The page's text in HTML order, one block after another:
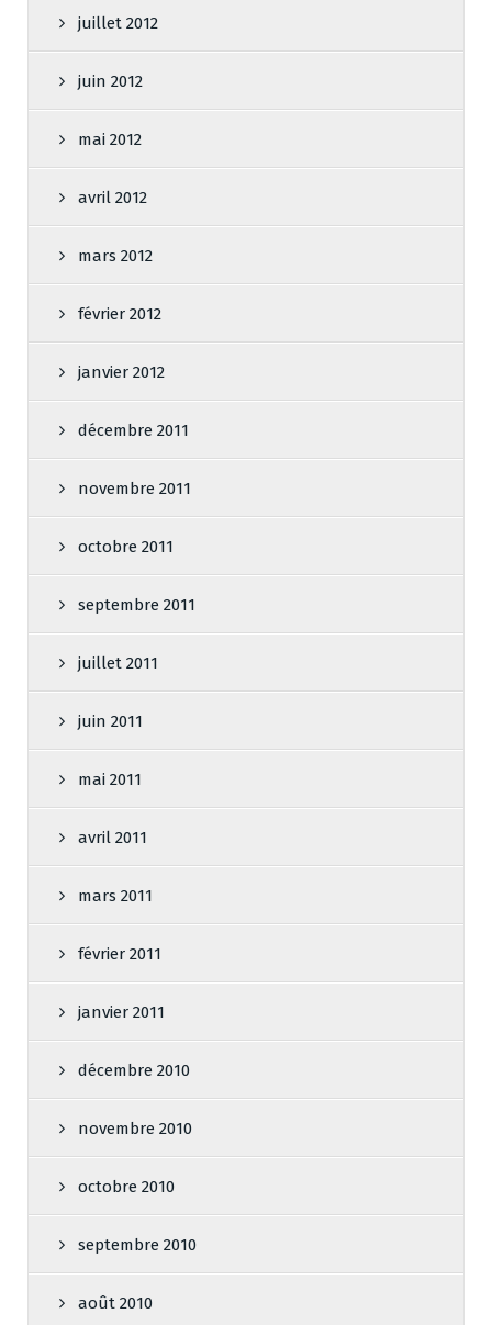
juillet 2012
juin 2012
mai 2012
avril 2012
mars 2012
février 2012
janvier 2012
décembre 2011
novembre 2011
octobre 2011
septembre 2011
juillet 2011
juin 2011
mai 2011
avril 2011
mars 2011
février 2011
janvier 2011
décembre 2010
novembre 2010
octobre 2010
septembre 2010
août 2010